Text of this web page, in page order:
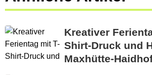
Kreativer
Shirt-Druck und
Maxhütte-